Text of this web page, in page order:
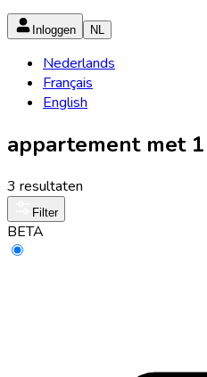
Inloggen NL
Nederlands
Français
English
appartement met
3 resultaten
Filter
BETA